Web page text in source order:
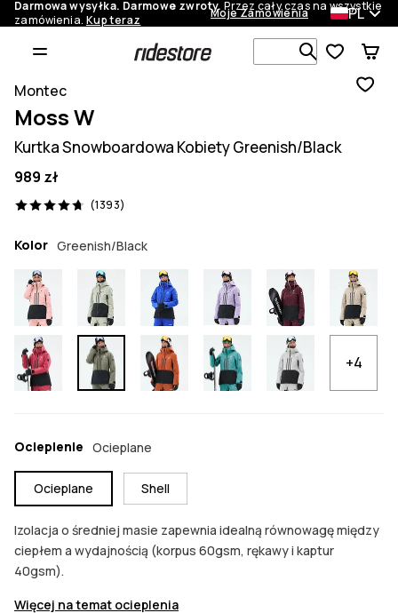
Darmowa wysyłka. Darmowe zwroty. Przez cały czas na wszystkie
zamówienia. Kup teraz Moje Zamówienia PL
Szukaj w 1
Montec
Moss W
Kurtka Snowboardowa Kobiety Greenish/Black
989 zł
(1393)
1393 recenzje, 4.7/5
Kolor Greenish/Black
+4
Ocieplenie Ocieplane
Ocieplane Shell
Izolacja o średniej masie zapewnia idealną równowagę między
ciepłem a wydajnością (korpus 60gsm, rękawy i kaptur
40gsm).
Więcej na temat ocieplenia